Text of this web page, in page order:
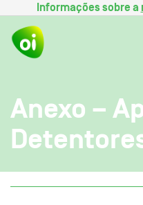
Informações sobre a
Anexo –